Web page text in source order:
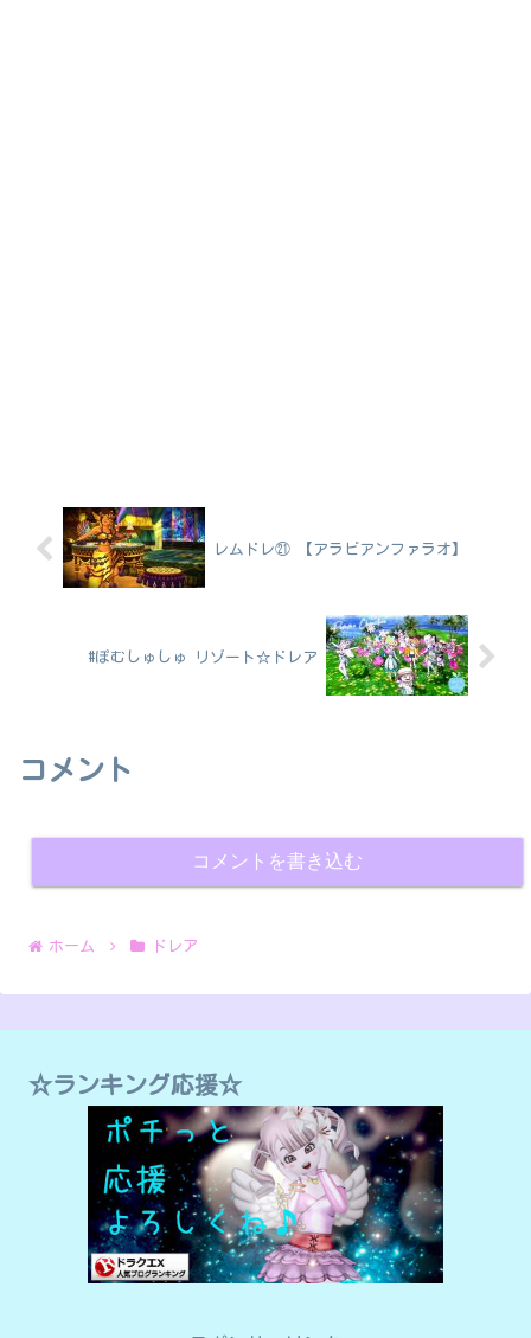
レムドレ㉑ 【アラビアンファラオ】
#ぽむしゅしゅ リゾート☆ドレア
コメント
コメントを書き込む
ホーム ドレア
☆ランキング応援☆